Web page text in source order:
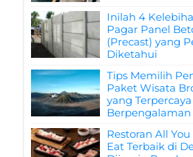
Inilah 4
Pagar Panel
(Precast) yang
Diketahui
Tips Memilih
Paket Wisata
yang
Berpengalaman
Restoran All You
Eat Terbaik di